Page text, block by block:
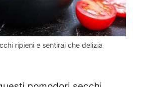
ripieni e sentirai che delizia